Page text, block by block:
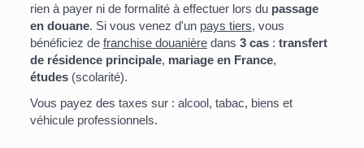
rien à payer ni de formalité à effectuer lors du passage
en douane. Si vous venez d'un pays tiers, vous
bénéficiez de franchise douanièredans 3 cas: transfert
de résidence principale, mariage en France,
études(scolarité).
Vous payez des taxes sur : alcool, tabac, biens et
véhicule professionnels.